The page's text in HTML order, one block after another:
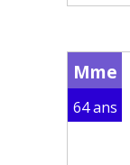
Mme
64 ans